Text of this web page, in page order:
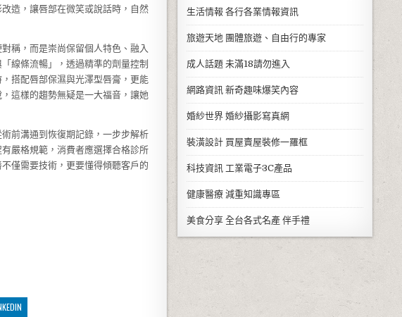
造，讓唇部在微笑或說話時，自然
稱，而是崇尚保留個人特色、融入
線條流暢」，透過精準的劑量控制
搭配唇部保濕與光澤型唇膏，更能
這樣的趨勢無疑是一大福音，讓她
前溝通到恢復期記錄，一步步解析
嚴格規範，消費者應選擇合格診所
僅需要技術，更要懂得傾聽客戶的
生活情報 各行各業情報資訊
旅遊天地團體旅遊、自由行的專家
成人話題未滿18請勿進入
網路資訊新奇趣味爆笑內容
婚紗世界婚紗攝影寫真網
裝潢設計買屋賣屋裝修一羅框
科技資訊工業電子3C產品
健康醫療減重知識專區
美食分享全台各式名產 伴手禮